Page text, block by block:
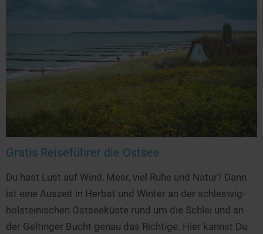
Gratis Reiseführer die Ostsee
Du hast Lust auf Wind, Meer, viel Ruhe und Natur? Dann
ist eine Auszeit in Herbst und Winter an der schleswig-
holsteinischen Ostseeküste rund um die Schlei und an
der Geltinger Bucht genau das Richtige. Hier kannst Du